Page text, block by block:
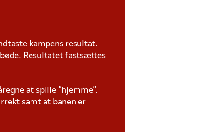
kampens resultat.
Resultatet fastsættes
at spille "hjemme".
samt at banen er